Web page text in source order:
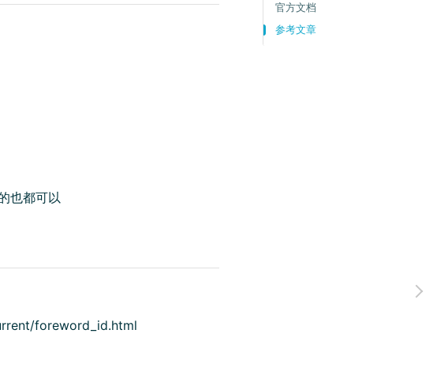
官方文档
参考文章
也都可以
foreword_id.html